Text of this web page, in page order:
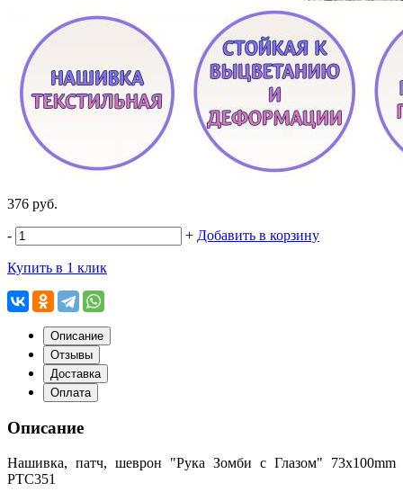
376 руб.
- + Добавить в корзину
Купить в 1 клик
Описание
Отзывы
Доставка
Оплата
Описание
Нашивка, патч, шеврон "Рука Зомби с Глазом" 73x100mm
PTC351